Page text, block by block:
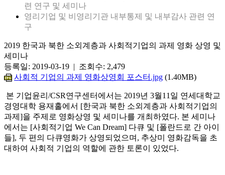
련 연구 및 세미나
영리기업 및 비영리기관 내부통제 및 내부감사 관련 연
구
2019 한국과 북한 소외계층과 사회적기업의 과제 영화 상영 및
세미나
등록일: 2019-03-19 | 조회수: 2,479
사회적 기업의 과제 영화상영회 포스터.jpg (1.40MB)
본 기업윤리/CSR연구센터에서는 2019년 3월11일 연세대학교
경영대학 용재홀에서 [한국과 북한 소외계층과 사회적기업의
과제]을 주제로 영화상영 및 세미나를 개최하였다. 본 세미나
에서는 [사회적기업 We Can Dream] 다큐 및 [폴란드로 간 아이
들], 두 편의 다큐영화가 상영되었으며, 추상미 영화감독을 초
대하여 사회적 기업의 역할에 관한 토론이 있었다.